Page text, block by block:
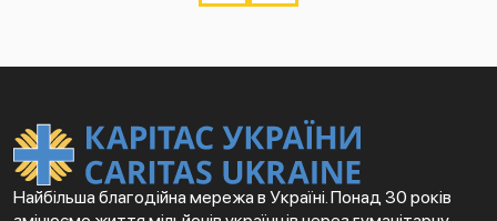
Найбільша благодійна мережа в Україні. Понад 30 років